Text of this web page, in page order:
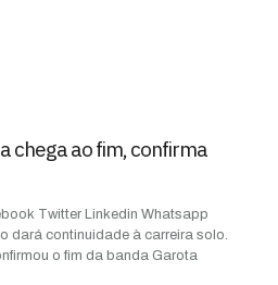
chega ao fim, confirma
Twitter Linkedin Whatsapp
dará continuidade à carreira solo.
o fim da banda Garota